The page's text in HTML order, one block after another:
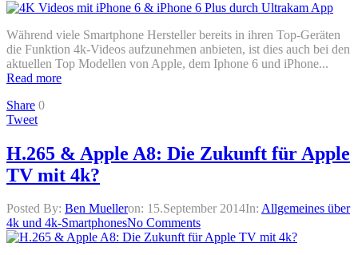
Während viele Smartphone Hersteller bereits in ihren Top-Geräten
die Funktion 4k-Videos aufzunehmen anbieten, ist dies auch bei den
aktuellen Top Modellen von Apple, dem Iphone 6 und iPhone...
Read more
Share 0
Tweet
H.265 & Apple A8: Die Zukunft für Apple
TV mit 4k?
Posted By: Ben Muelleron: 15.September 2014In: Allgemeines über
4k und 4k-SmartphonesNo Comments